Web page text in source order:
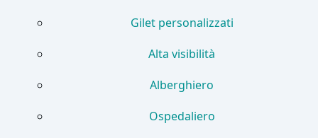
Gilet personalizzati
Alta visibilità
Alberghiero
Ospedaliero